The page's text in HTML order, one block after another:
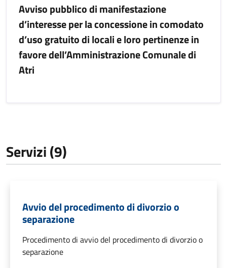
Avviso pubblico di manifestazione
d’interesse per la concessione in comodato
d’uso gratuito di locali e loro pertinenze in
favore dell’Amministrazione Comunale di
Atri
Servizi (9)
Avvio del procedimento di divorzio o
separazione
Procedimento di avvio del procedimento di divorzio o
separazione